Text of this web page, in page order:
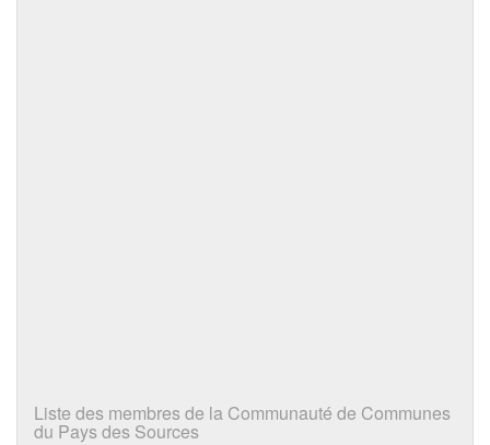
Liste des membres de la Communauté de Communes
du Pays des Sources